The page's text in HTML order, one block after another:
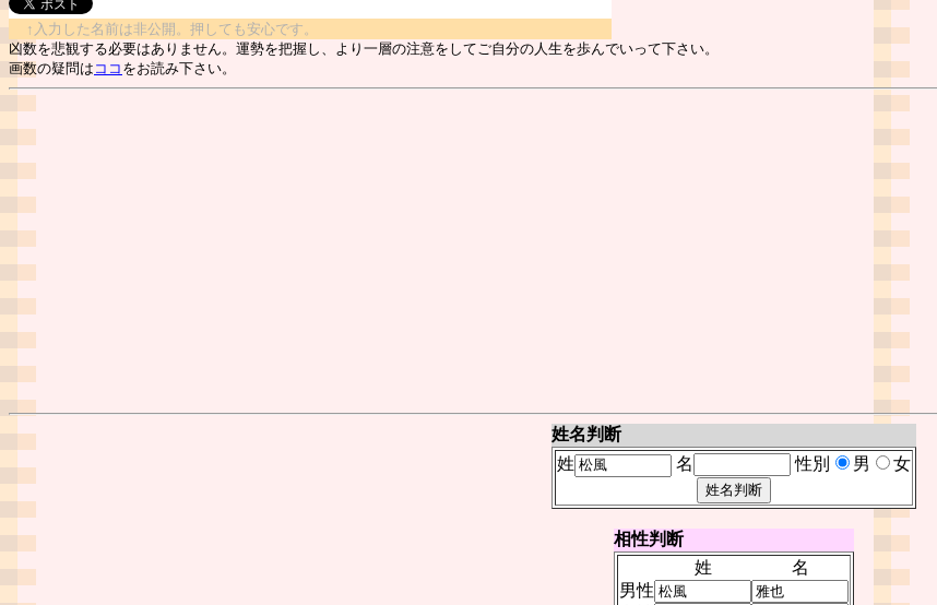
↑入力した名前は非公開。押しても安心です。
凶数を悲観する必要はありません。運勢を把握し、より一層の注意をしてご自分の人生を歩んでいって下さい。
画数の疑問は ココ をお読み下さい。
姓名判断
姓
名 性別 男 女
相性判断
姓
名
男性